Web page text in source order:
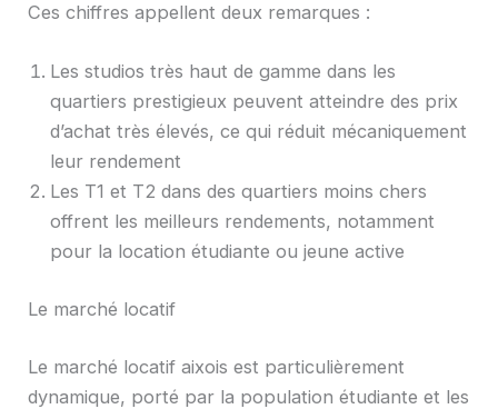
Ces chiffres appellent deux remarques :
Les studios très haut de gamme dans les
quartiers prestigieux peuvent atteindre des prix
d’achat très élevés, ce qui réduit mécaniquement
leur rendement
Les T1 et T2 dans des quartiers moins chers
offrent les meilleurs rendements, notamment
pour la location étudiante ou jeune active
Le marché locatif
Le marché locatif aixois est particulièrement
dynamique, porté par la population étudiante et les